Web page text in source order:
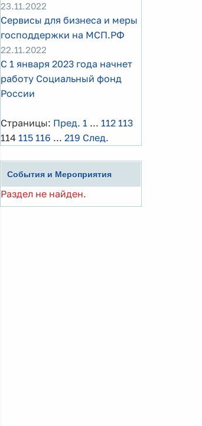
23.11.2022
Сервисы для бизнеса и меры
господдержки на МСП.РФ
22.11.2022
С 1 января 2023 года начнет
работу Социальный фонд
России
Страницы: Пред. 1 ... 112 113
114 115 116 ... 219 След.
События и Мероприятия
Раздел не найден.